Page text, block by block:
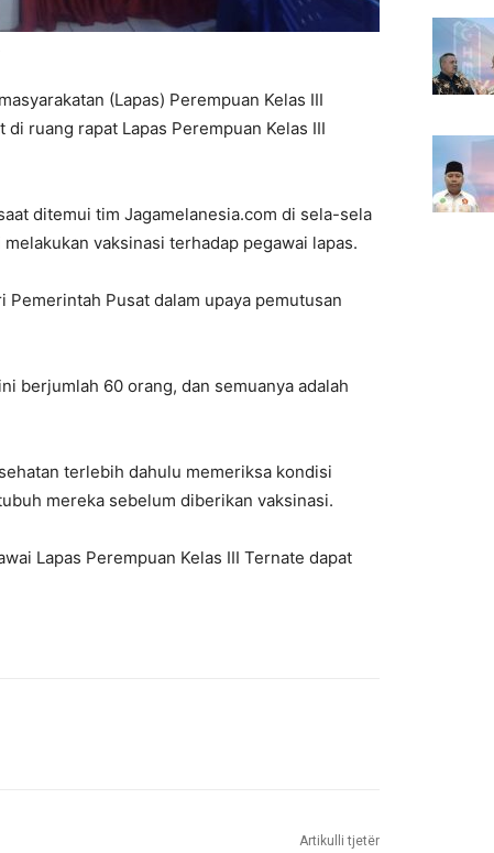
(Lapas) Perempuan Kelas III
ruang rapat Lapas Perempuan Kelas III
ditemui tim Jagamelanesia.com di sela-sela
vaksinasi terhadap pegawai lapas.
Pusat dalam upaya pemutusan
berjumlah 60 orang, dan semuanya adalah
terlebih dahulu memeriksa kondisi
mereka sebelum diberikan vaksinasi.
Lapas Perempuan Kelas III Ternate dapat
Artikulli tjetër